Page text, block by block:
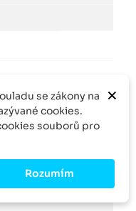
×
se zákony na
cookies.
souborů pro
Rozumím